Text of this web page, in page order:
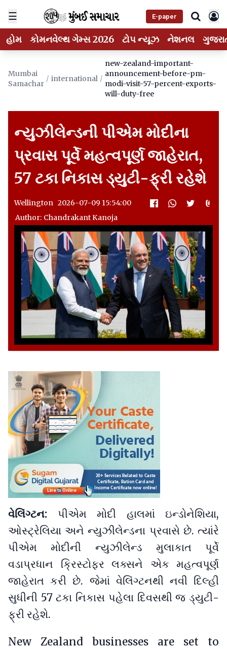
☰ E-paper
હોમ કોમનવેલ્થ ગેમ્સ 2026 ટોપ ન્યૂઝ નેશનલ
Mumbai
Samachar
/ international /
new-zealand-important-
announcement-before-pm-
modi-visit-57-percent-exports-
will-duty-free
ન્યુઝીલેન્ડની પીએમ મોદીના
પ્રવાસ પૂર્વે મહત્વપૂર્ણ જાહેરાત,
57 ટકા નિકાસ ડ્યુટી-ફ્રી રહેશે
Wellington 2026-07-09 15:54:00
Author: Chandrakant Kanoja
વેલિંગ્ટન: પીએમ મોદી હાલમાં ઇન્ડોનેશિયા,
ઓસ્ટ્રેલિયા અને ન્યુઝીલેન્ડના પ્રવાસે છે. ત્યાંરે
પીએમ મોદીની ન્યુઝીલેન્ડ મુલાકાત પૂર્વે
વડાપ્રધાન ક્રિસ્ટોફર લક્સને એક મહત્વપૂર્ણ
જાહેરાત કરી છે. જેમાં વેલિંગ્ટનથી નવી દિલ્હી
સુધીની 57 ટકા નિકાસ પહેલા દિવસથી જ ડ્યુટી-
ફ્રી રહેશે.
New Zealand businesses are set to